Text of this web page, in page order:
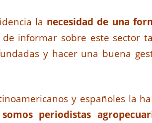
la necesidad de una
informar sobre este sector
y hacer una buena
y españoles la
periodistas